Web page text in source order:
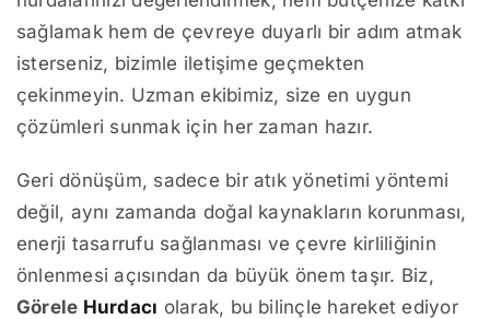
sağlamak hem de çevreye duyarlı bir adım atmak
isterseniz, bizimle iletişime geçmekten
çekinmeyin. Uzman ekibimiz, size en uygun
çözümleri sunmak için her zaman hazır.
Geri dönüşüm, sadece bir atık yönetimi yöntemi
değil, aynı zamanda doğal kaynakların korunması,
enerji tasarrufu sağlanması ve çevre kirliliğinin
önlenmesi açısından da büyük önem taşır. Biz,
Görele Hurdacı olarak, bu bilinçle hareket ediyor